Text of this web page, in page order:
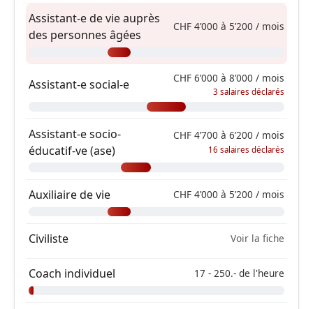
Assistant-e de vie auprès
des personnes âgées
CHF 4’000 à 5’200 / mois
Assistant-e social-e CHF 6’000 à 8’000 / mois
3 salaires déclarés
Assistant-e socio-
éducatif-ve (ase)
CHF 4’700 à 6’200 / mois
16 salaires déclarés
Auxiliaire de vie CHF 4’000 à 5’200 / mois
Civiliste Voir la fiche
Coach individuel 17 - 250.- de l'heure